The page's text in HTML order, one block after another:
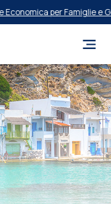
per Famiglie e